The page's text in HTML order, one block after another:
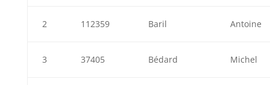
2 112359 Baril Antoine
3 37405 Bédard Michel